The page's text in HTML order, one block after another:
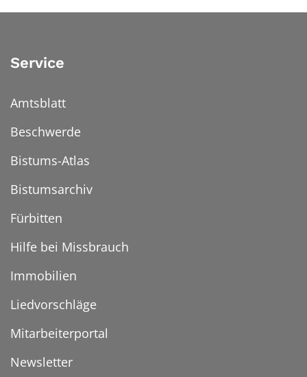
Service
Amtsblatt
Beschwerde
Bistums-Atlas
Bistumsarchiv
Fürbitten
Hilfe bei Missbrauch
Immobilien
Liedvorschläge
Mitarbeiterportal
Newsletter